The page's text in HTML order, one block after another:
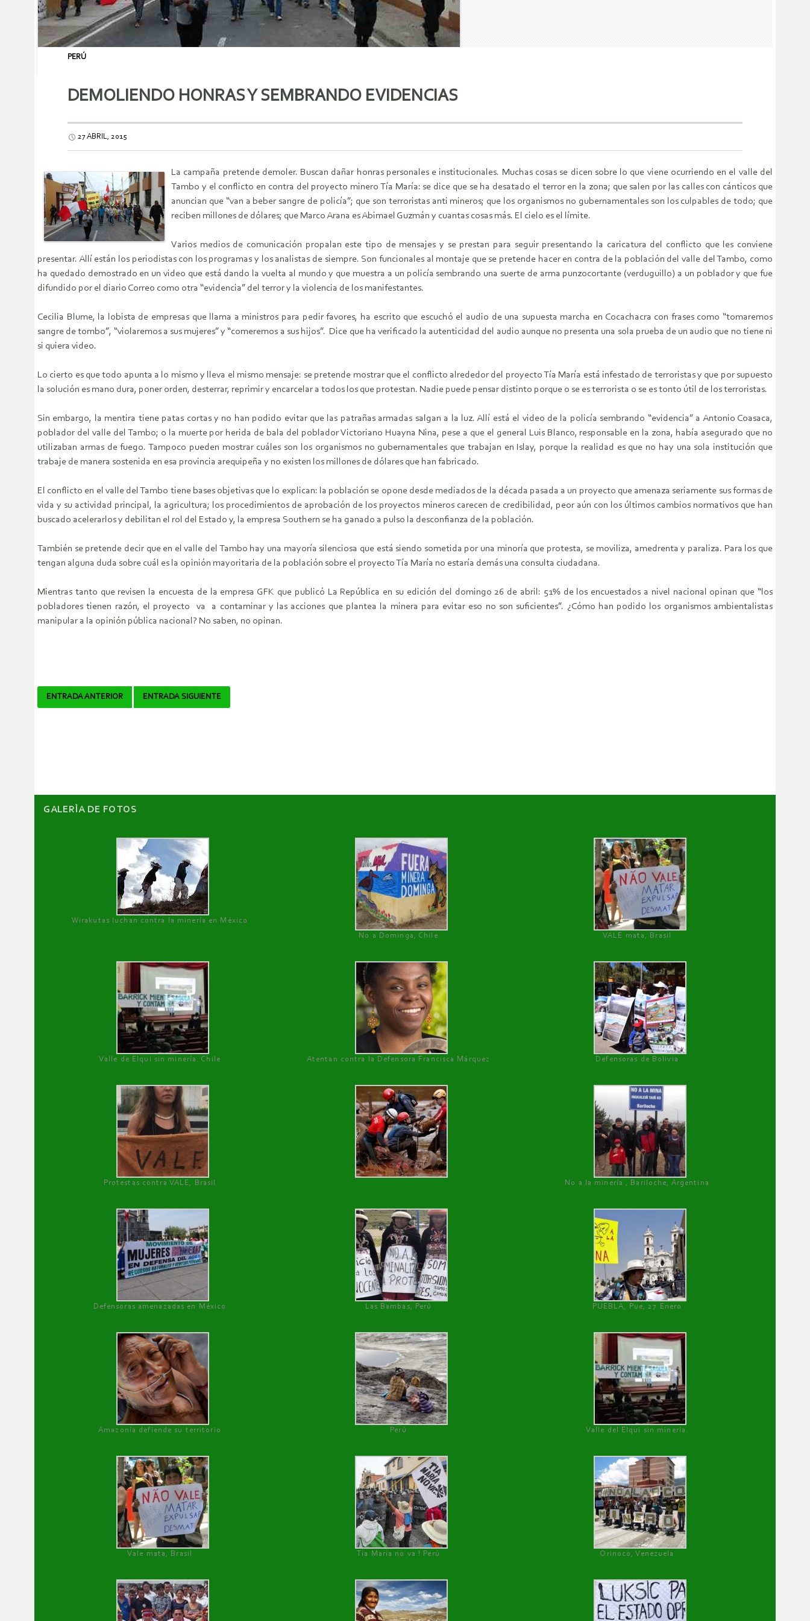
PERÚ
DEMOLIENDO HONRAS Y SEMBRANDO EVIDENCIAS
27 ABRIL, 2015
La campaña pretende demoler. Buscan dañar honras personales e institucionales. Muchas cosas se dicen sobre lo que viene ocurriendo en el valle del
Tambo y el conflicto en contra del proyecto minero Tía María: se dice que se ha desatado el terror en la zona; que salen por las calles con cánticos que
anuncian que “van a beber sangre de policía”; que son terroristas anti mineros; que los organismos no gubernamentales son los culpables de todo; que
reciben millones de dólares; que Marco Arana es Abimael Guzmán y cuantas cosas más. El cielo es el límite.
Varios medios de comunicación propalan este tipo de mensajes y se prestan para seguir presentando la caricatura del conflicto que les conviene
presentar. Allí están los periodistas con los programas y los analistas de siempre. Son funcionales al montaje que se pretende hacer en contra de la población del valle del Tambo, como
ha quedado demostrado en un video que está dando la vuelta al mundo y que muestra a un policía sembrando una suerte de arma punzocortante (verduguillo) a un poblador y que fue
difundido por el diario Correo como otra “evidencia” del terror y la violencia de los manifestantes.
Cecilia Blume, la lobista de empresas que llama a ministros para pedir favores, ha escrito que escuchó el audio de una supuesta marcha en Cocachacra con frases como “tomaremos
sangre de tombo”, “violaremos a sus mujeres” y “comeremos a sus hijos”. Dice que ha verificado la autenticidad del audio aunque no presenta una sola prueba de un audio que no tiene ni
si quiera video.
Lo cierto es que todo apunta a lo mismo y lleva el mismo mensaje: se pretende mostrar que el conflicto alrededor del proyecto Tía María está infestado de terroristas y que por supuesto
la solución es mano dura, poner orden, desterrar, reprimir y encarcelar a todos los que protestan. Nadie puede pensar distinto porque o se es terrorista o se es tonto útil de los terroristas.
Sin embargo, la mentira tiene patas cortas y no han podido evitar que las patrañas armadas salgan a la luz. Allí está el video de la policía sembrando “evidencia” a Antonio Coasaca,
poblador del valle del Tambo; o la muerte por herida de bala del poblador Victoriano Huayna Nina, pese a que el general Luis Blanco, responsable en la zona, había asegurado que no
utilizaban armas de fuego. Tampoco pueden mostrar cuáles son los organismos no gubernamentales que trabajan en Islay, porque la realidad es que no hay una sola institución que
trabaje de manera sostenida en esa provincia arequipeña y no existen los millones de dólares que han fabricado.
El conflicto en el valle del Tambo tiene bases objetivas que lo explican: la población se opone desde mediados de la década pasada a un proyecto que amenaza seriamente sus formas de
vida y su actividad principal, la agricultura; los procedimientos de aprobación de los proyectos mineros carecen de credibilidad, peor aún con los últimos cambios normativos que han
buscado acelerarlos y debilitan el rol del Estado y, la empresa Southern se ha ganado a pulso la desconfianza de la población.
También se pretende decir que en el valle del Tambo hay una mayoría silenciosa que está siendo sometida por una minoría que protesta, se moviliza, amedrenta y paraliza. Para los que
tengan alguna duda sobre cuál es la opinión mayoritaria de la población sobre el proyecto Tía María no estaría demás una consulta ciudadana.
Mientras tanto que revisen la encuesta de la empresa GFK que publicó La República en su edición del domingo 26 de abril: 51% de los encuestados a nivel nacional opinan que “los
pobladores tienen razón, el proyecto va a contaminar y las acciones que plantea la minera para evitar eso no son suficientes”. ¿Cómo han podido los organismos ambientalistas
manipular a la opinión pública nacional? No saben, no opinan.
Navegador
ENTRADA ANTERIOR ENTRADA SIGUIENTE
GALERÌA DE FOTOS
Wirakutas luchan contra la minería en México
No a Dominga, Chile
VALE mata, Brasil
Valle de Elqui sin minería. Chile Atentan contra la Defensora Francisca Márquez Defensoras de Bolivia
Protestas contra VALE, Brasil No a la minería , Bariloche, Argentina
Defensoras amenazadas en México Las Bambas, Perú PUEBLA, Pue, 27 Enero
Amazonía defiende su territorio Perú Valle del Elqui sin minería.
Vale mata, Brasil Tía María no va ! Perú Orinoco, Venezuela